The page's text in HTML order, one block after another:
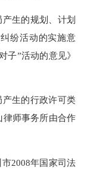
生的规划、计划
纷活动的实施意
子”活动的意见》
生的行政许可类
律师事务所由合作
2008年国家司法